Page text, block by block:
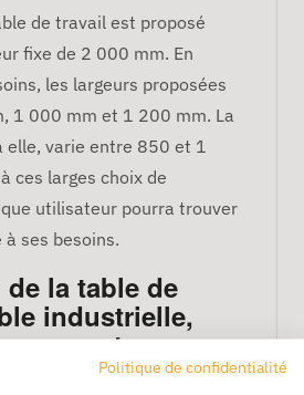
de travail est proposé
fixe de 2 000 mm. En
les largeurs proposées
1 000 mm et 1 200 mm. La
elle, varie entre 850 et 1
ces larges choix de
utilisateur pourra trouver
ses besoins.
la table de
industrielle,
pour
haute pourPolitique de confidentialité